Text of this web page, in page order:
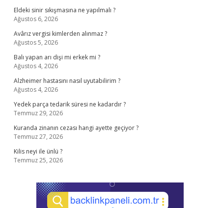
Eldeki sinir sıkışmasına ne yapılmalı ?
Ağustos 6, 2026
Avârız vergisi kimlerden alınmaz ?
Ağustos 5, 2026
Balı yapan arı dişi mi erkek mi ?
Ağustos 4, 2026
Alzheimer hastasını nasıl uyutabilirim ?
Ağustos 4, 2026
Yedek parça tedarik süresi ne kadardır ?
Temmuz 29, 2026
Kuranda zinanın cezası hangi ayette geçiyor ?
Temmuz 27, 2026
Kilis neyi ile ünlü ?
Temmuz 25, 2026